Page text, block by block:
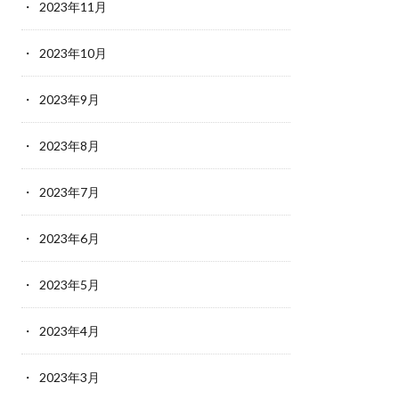
2023年11月
2023年10月
2023年9月
2023年8月
2023年7月
2023年6月
2023年5月
2023年4月
2023年3月